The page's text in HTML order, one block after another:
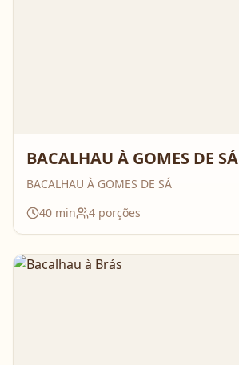
BACALHAU À GOMES DE SÁ
BACALHAU À GOMES DE SÁ
40 min 4 porções